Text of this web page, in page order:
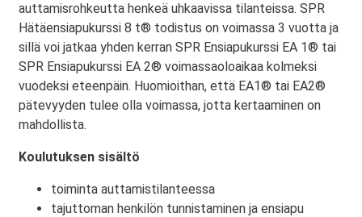
auttamisrohkeutta henkeä uhkaavissa tilanteissa. SPR
Hätäensiapukurssi 8 t® todistus on voimassa 3 vuotta ja
sillä voi jatkaa yhden kerran SPR Ensiapukurssi EA 1® tai
SPR Ensiapukurssi EA 2® voimassaoloaikaa kolmeksi
vuodeksi eteenpäin. Huomioithan, että EA1® tai EA2®
pätevyyden tulee olla voimassa, jotta kertaaminen on
mahdollista.
Koulutuksen sisältö
toiminta auttamistilanteessa
tajuttoman henkilön tunnistaminen ja ensiapu